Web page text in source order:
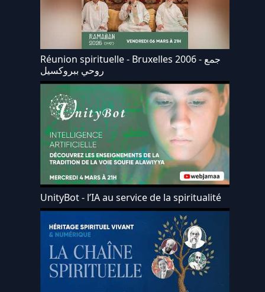
Réunion spirituelle - Bruxelles 2006 - جمع
روحي ببروكسيل
UnityBot - l’IA au service de la spiritualité